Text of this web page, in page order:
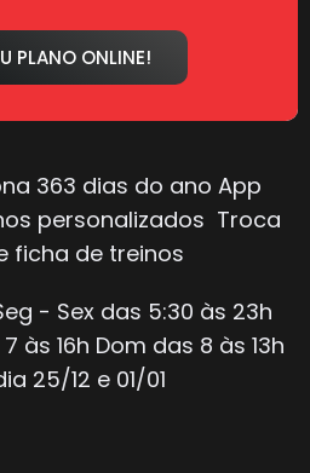
PLANO ONLINE!
363 dias do ano App
personalizados Troca
ficha de treinos
- Sex das 5:30 às 23h
às 16h Dom das 8 às 13h
25/12 e 01/01